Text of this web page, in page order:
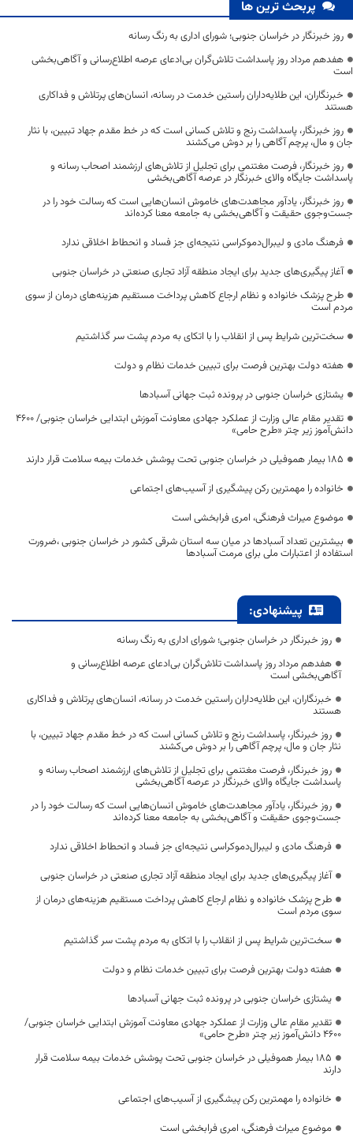
پربحث ترین ها
روز خبرنگار در خراسان جنوبی؛ شورای اداری به رنگ رسانه
هفدهم مرداد روز پاسداشت تلاش‌گران بی‌ادعای عرصه اطلاع‌رسانی و آگاهی‌بخشی
است
خبرنگاران، این طلایه‌داران راستین خدمت در رسانه، انسان‌های پرتلاش و فداکاری
هستند
روز خبرنگار، پاسداشت رنج و تلاش کسانی است که در خط مقدم جهاد تبیین، با نثار
جان و مال، پرچم آگاهی را بر دوش می‌کشند
روز خبرنگار، فرصت مغتنمی برای تجلیل از تلاش‌های ارزشمند اصحاب رسانه و
پاسداشت جایگاه والای خبرنگار در عرصه آگاهی‌بخشی
روز خبرنگار، یادآور مجاهدت‌های خاموش انسان‌هایی است که رسالت خود را در
جست‌وجوی حقیقت و آگاهی‌بخشی به جامعه معنا کرده‌اند
فرهنگ مادی و لیبرال‌دموکراسی نتیجه‌ای جز فساد و انحطاط اخلاقی ندارد
آغاز پیگیری‌های جدید برای ایجاد منطقه آزاد تجاری صنعتی در خراسان جنوبی
طرح پزشک خانواده و نظام ارجاع کاهش پرداخت مستقیم هزینه‌های درمان از سوی
مردم است
سخت‌ترین شرایط پس از انقلاب را با اتکای به مردم پشت سر گذاشتیم
هفته دولت بهترین فرصت برای تبیین خدمات نظام و دولت
یشتازی خراسان جنوبی در پرونده ثبت جهانی آسبادها
تقدیر مقام عالی وزارت از عملکرد جهادی معاونت آموزش ابتدایی خراسان جنوبی/ ۴۶۰۰
دانش‌آموز زیر چتر «طرح حامی»
۱۸۵ بیمار هموفیلی در خراسان جنوبی تحت پوشش خدمات بیمه سلامت قرار دارند
خانواده را مهمترین رکن پیشگیری از آسیب‌های اجتماعی
موضوع میراث فرهنگی، امری فرابخشی است
بیشترین تعداد آسبادها در میان سه استان شرقی کشور در خراسان جنوبی ،ضرورت
استفاده از اعتبارات ملی برای مرمت آسبادها
پیشنهادی:
روز خبرنگار در خراسان جنوبی؛ شورای اداری به رنگ رسانه
هفدهم مرداد روز پاسداشت تلاش‌گران بی‌ادعای عرصه اطلاع‌رسانی و
آگاهی‌بخشی است
خبرنگاران، این طلایه‌داران راستین خدمت در رسانه، انسان‌های پرتلاش و فداکاری
هستند
روز خبرنگار، پاسداشت رنج و تلاش کسانی است که در خط مقدم جهاد تبیین، با
نثار جان و مال، پرچم آگاهی را بر دوش می‌کشند
روز خبرنگار، فرصت مغتنمی برای تجلیل از تلاش‌های ارزشمند اصحاب رسانه و
پاسداشت جایگاه والای خبرنگار در عرصه آگاهی‌بخشی
روز خبرنگار، یادآور مجاهدت‌های خاموش انسان‌هایی است که رسالت خود را در
جست‌وجوی حقیقت و آگاهی‌بخشی به جامعه معنا کرده‌اند
فرهنگ مادی و لیبرال‌دموکراسی نتیجه‌ای جز فساد و انحطاط اخلاقی ندارد
آغاز پیگیری‌های جدید برای ایجاد منطقه آزاد تجاری صنعتی در خراسان جنوبی
طرح پزشک خانواده و نظام ارجاع کاهش پرداخت مستقیم هزینه‌های درمان از
سوی مردم است
سخت‌ترین شرایط پس از انقلاب را با اتکای به مردم پشت سر گذاشتیم
هفته دولت بهترین فرصت برای تبیین خدمات نظام و دولت
یشتازی خراسان جنوبی در پرونده ثبت جهانی آسبادها
تقدیر مقام عالی وزارت از عملکرد جهادی معاونت آموزش ابتدایی خراسان جنوبی/
۴۶۰۰ دانش‌آموز زیر چتر «طرح حامی»
۱۸۵ بیمار هموفیلی در خراسان جنوبی تحت پوشش خدمات بیمه سلامت قرار
دارند
خانواده را مهمترین رکن پیشگیری از آسیب‌های اجتماعی
موضوع میراث فرهنگی، امری فرابخشی است